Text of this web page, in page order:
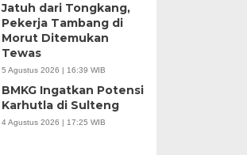
Jatuh dari Tongkang,
Pekerja Tambang di
Morut Ditemukan
Tewas
5 Agustus 2026 | 16:39 WIB
BMKG Ingatkan Potensi
Karhutla di Sulteng
4 Agustus 2026 | 17:25 WIB